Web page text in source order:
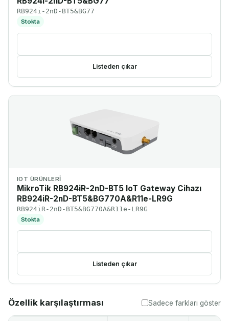
RB924i-2nD-BT5&BG77
Stokta
Listeden çıkar
IOT ÜRÜNLERI
MikroTik RB924iR-2nD-BT5 IoT Gateway Cihazı
RB924iR-2nD-BT5&BG770A&R11e-LR9G
RB924iR-2nD-BT5&BG770A&R11e-LR9G
Stokta
Listeden çıkar
Özellik karşılaştırması Sadece farkları göster